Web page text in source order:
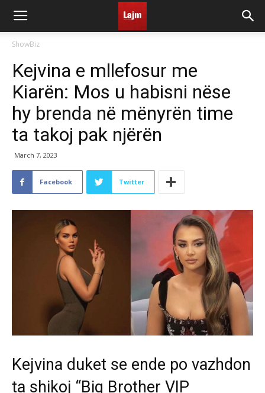
ShowBiz
Kejvina e mllefosur me
Kiarën: Mos u habisni nëse
hy brenda në mënyrën time
ta takoj pak njërën
March 7, 2023
Facebook Twitter
Kejvina duket se ende po vazhdon
ta shikoj “Big Brother VIP